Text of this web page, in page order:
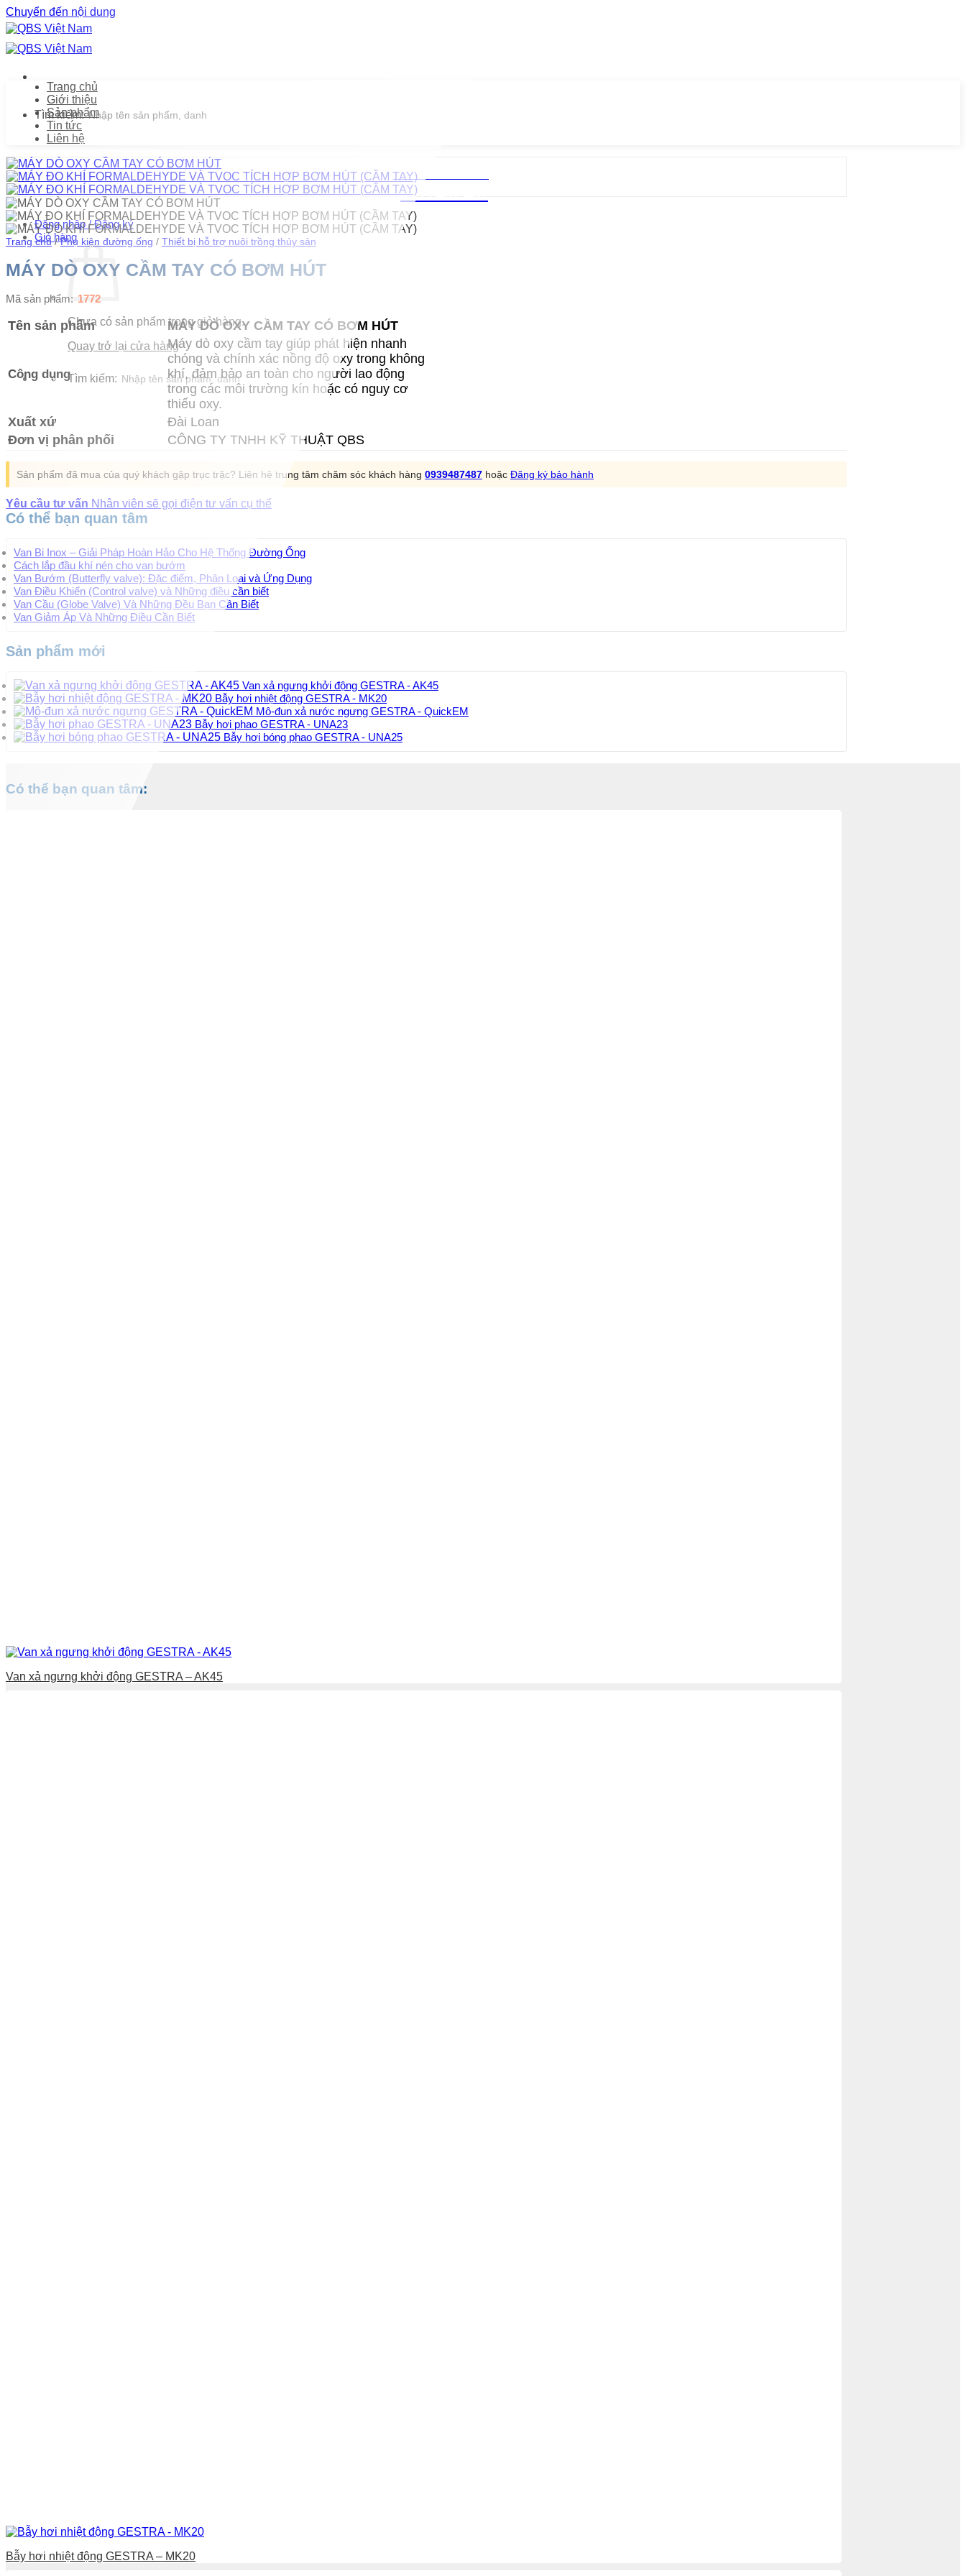
Chuyển đến nội dung
Tìm kiếm:
Chăm sóc khách hàng
0939.487.487
Đăng nhập / Đăng ký
Giỏ hàng
Chưa có sản phẩm trong giỏ hàng.
Quay trở lại cửa hàng
Tìm kiếm:
Trang chủ
Giới thiệu
Sản phẩm
Tin tức
Liên hệ
Trang chủ / Phụ kiện đường ống / Thiết bị hỗ trợ nuôi trồng thủy sản
MÁY DÒ OXY CẦM TAY CÓ BƠM HÚT
Mã sản phẩm: 1772
Tên sản phẩm MÁY DÒ OXY CẦM TAY CÓ BƠM HÚT
Công dụng
Máy dò oxy cầm tay giúp phát hiện nhanh
chóng và chính xác nồng độ oxy trong không
khí, đảm bảo an toàn cho người lao động
trong các môi trường kín hoặc có nguy cơ
thiếu oxy.
Xuất xứ
Đài Loan
Đơn vị phân phối
CÔNG TY TNHH KỸ THUẬT QBS
Sản phẩm đã mua của quý khách gặp trục trặc? Liên hệ trung tâm chăm sóc khách hàng 0939487487 hoặc Đăng ký bảo hành
Yêu cầu tư vấn Nhân viên sẽ gọi điện tư vấn cụ thể
Có thể bạn quan tâm
Van Bi Inox – Giải Pháp Hoàn Hảo Cho Hệ Thống Đường Ống
Cách lắp đầu khí nén cho van bướm
Van Bướm (Butterfly valve): Đặc điểm, Phân Loại và Ứng Dụng
Van Điều Khiển (Control valve) và Những điều cần biết
Van Cầu (Globe Valve) Và Những Đều Bạn Cần Biết
Van Giảm Áp Và Những Điều Cần Biết
Sản phẩm mới
Van xả ngưng khởi động GESTRA - AK45
Bẫy hơi nhiệt động GESTRA - MK20
Mô-đun xả nước ngưng GESTRA - QuickEM
Bẫy hơi phao GESTRA - UNA23
Bẫy hơi bóng phao GESTRA - UNA25
Có thể bạn quan tâm:
Van xả ngưng khởi động GESTRA – AK45
Bẫy hơi nhiệt động GESTRA – MK20